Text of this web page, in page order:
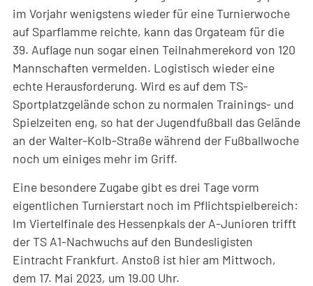
im Vorjahr wenigstens wieder für eine Turnierwoche
auf Sparflamme reichte, kann das Orgateam für die
39. Auflage nun sogar einen Teilnahmerekord von 120
Mannschaften vermelden. Logistisch wieder eine
echte Herausforderung. Wird es auf dem TS-
Sportplatzgelände schon zu normalen Trainings- und
Spielzeiten eng, so hat der Jugendfußball das Gelände
an der Walter-Kolb-Straße während der Fußballwoche
noch um einiges mehr im Griff.
Eine besondere Zugabe gibt es drei Tage vorm
eigentlichen Turnierstart noch im Pflichtspielbereich:
Im Viertelfinale des Hessenpkals der A-Junioren trifft
der TS A1-Nachwuchs auf den Bundesligisten
Eintracht Frankfurt. Anstoß ist hier am Mittwoch,
dem 17. Mai 2023, um 19.00 Uhr.